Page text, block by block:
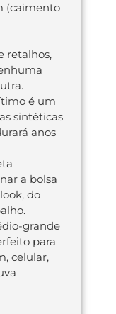
(caimento
retalhos,
é um
sintéticas
anos
a bolsa
do
grande
para
celular,